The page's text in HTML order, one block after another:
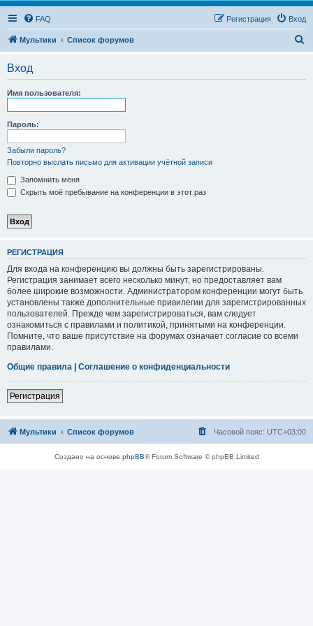
FAQ Вход
Регистрация
Мультики Список форумов
Вход
Имя пользователя:
Пароль:
Забыли пароль?
Повторно выслать письмо для активации учётной записи
Запомнить меня
Скрыть моё пребывание на конференции в этот раз
РЕГИСТРАЦИЯ
Для входа на конференцию вы должны быть зарегистрированы.
Регистрация занимает всего несколько минут, но предоставляет вам
более широкие возможности. Администратором конференции могут быть
установлены также дополнительные привилегии для зарегистрированных
пользователей. Прежде чем зарегистрироваться, вам следует
ознакомиться с правилами и политикой, принятыми на конференции.
Помните, что ваше присутствие на форумах означает согласие со всеми
правилами.
Общие правила | Соглашение о конфиденциальности
Регистрация
Мультики Список форумов Часовой пояс: UTC+03:00
Создано на основе phpBB® Forum Software © phpBB Limited